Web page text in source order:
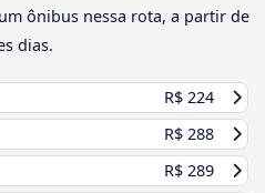
ônibus nessa rota, a partir de
dias.
R$ 224
R$ 288
R$ 289